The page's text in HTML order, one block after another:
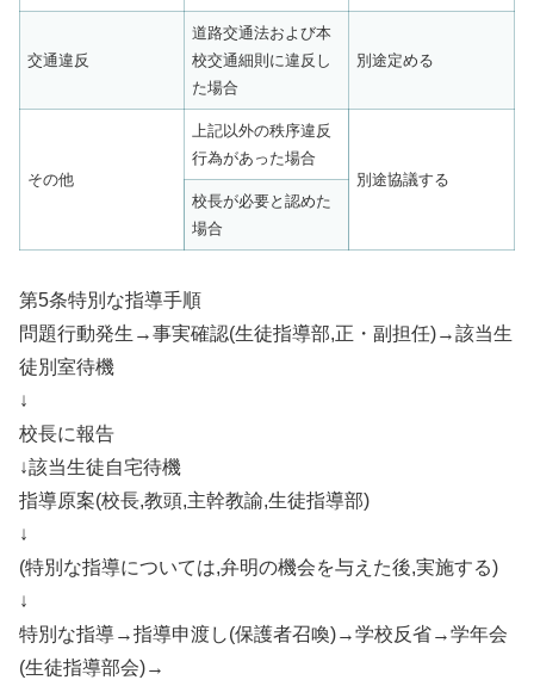
交通違反
道路交通法および本
校交通細則に違反し
た場合
別途定める
その他
上記以外の秩序違反
行為があった場合
別途協議する
校長が必要と認めた
場合
第5条特別な指導手順
問題行動発生→事実確認(生徒指導部,正・副担任)→該当生
徒別室待機
↓
校長に報告
↓該当生徒自宅待機
指導原案(校長,教頭,主幹教諭,生徒指導部)
↓
(特別な指導については,弁明の機会を与えた後,実施する)
↓
特別な指導→指導申渡し(保護者召喚)→学校反省→学年会
(生徒指導部会)→